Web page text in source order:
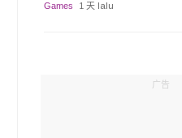
Games 1 天 lalu
广告